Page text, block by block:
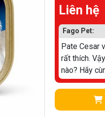
Liên hệ
Fago Pet:
Pate Cesar
rất thích.
nào? Hãy